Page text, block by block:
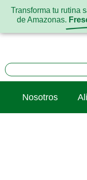
Transforma tu rutina
de Amazonas.
Nosotros